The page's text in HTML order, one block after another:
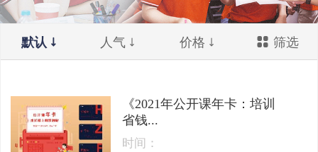
默认 人气 价格 筛选
《2021年公开课年卡：培训
省钱...
时间：